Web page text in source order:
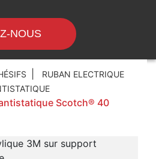
NOUS
RUBAN ELECTRIQUE
Scotch® 40